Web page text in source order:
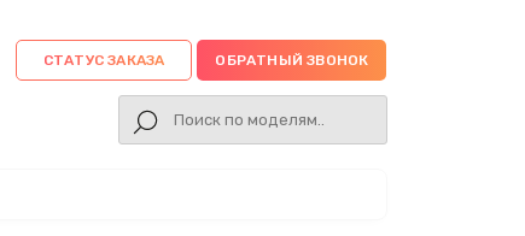
СТАТУС ЗАКАЗА ОБРАТНЫЙ ЗВОНОК